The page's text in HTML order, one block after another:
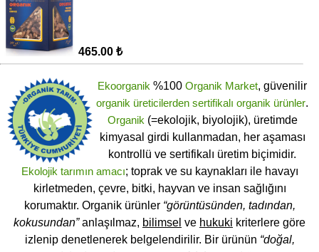
465.00 ₺
Ekoorganik %100 Organik Market, güvenilir
organik üreticilerden sertifikalı organik ürünler.
Organik (=ekolojik, biyolojik), üretimde
kimyasal girdi kullanmadan, her aşaması
kontrollü ve sertifikalı üretim biçimidir.
Ekolojik tarımın amacı; toprak ve su kaynakları ile havayı
kirletmeden, çevre, bitki, hayvan ve insan sağlığını
korumaktır. Organik ürünler “görüntüsünden, tadından,
kokusundan”anlaşılmaz, bilimsel ve hukuki kriterlere göre
izlenip denetlenerek belgelendirilir. Bir ürünün “doğal,